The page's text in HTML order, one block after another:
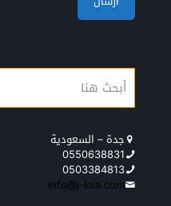
جدة – السعودية
0550638831
0503384813
info@j-ksa.com